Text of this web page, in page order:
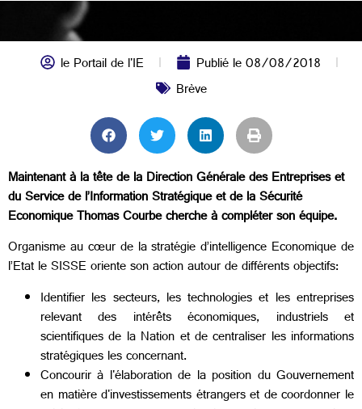
le Portail de l'IE Publié le08/08/2018
Brève
Maintenant à la tête de la Direction Générale des Entreprises et
du Service de l’Information Stratégique et de la Sécurité
Economique Thomas Courbe cherche à compléter son équipe.
Organisme au cœur de la stratégie d’intelligence Economique de
l’Etat le SISSE oriente son action autour de différents objectifs:
Identifier les secteurs, les technologies et les entreprises
relevant des intérêts économiques, industriels et
scientifiques de la Nation et de centraliser les informations
stratégiques les concernant.
Concourir à l'élaboration de la position du Gouvernement
en matière d'investissements étrangers et de coordonner le